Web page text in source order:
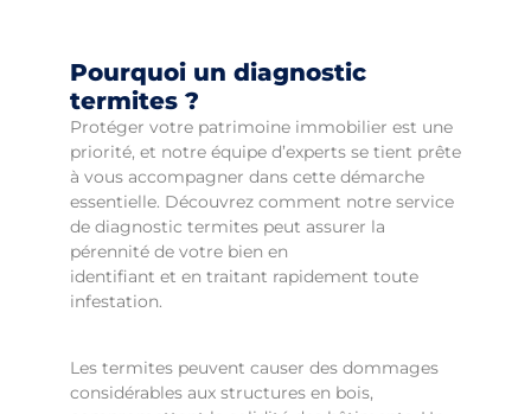
Pourquoi un diagnostic
termites ?
Protéger votre patrimoine immobilier est une
priorité, et notre équipe d’experts se tient prête
à vous accompagner dans cette démarche
essentielle. Découvrez comment notre service
de diagnostic termites peut assurer la
pérennité de votre bien en
identifiant et en traitant rapidement toute
infestation.
Les termites peuvent causer des dommages
considérables aux structures en bois,